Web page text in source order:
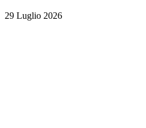
29 Luglio 2026